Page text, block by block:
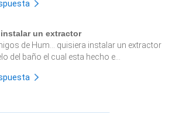
un extractor
de Hum... quisiera instalar un extractor
del baño el cual esta hecho e...